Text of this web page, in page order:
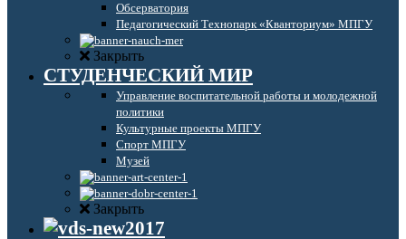
Обсерватория
Педагогический Технопарк «Кванториум» МПГУ
Закрыть
СТУДЕНЧЕСКИЙ МИР
Управление воспитательной работы и молодежной
политики
Культурные проекты МПГУ
Спорт МПГУ
Музей
Закрыть